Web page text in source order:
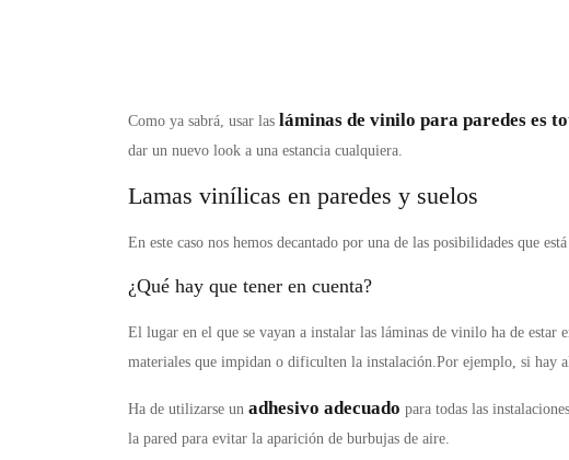
Como ya sabrá, usar las láminas de vinilo para paredes es
dar un nuevo look a una estancia cualquiera.
Lamas vinílicas en paredes y suelos
En este caso nos hemos decantado por una de las posibilidades que
¿Qué hay que tener en cuenta?
El lugar en el que se vayan a instalar las láminas de vinilo ha de estar
materiales que impidan o dificulten la instalación.Por ejemplo, si hay
Ha de utilizarse un adhesivo adecuado para todas las
la pared para evitar la aparición de burbujas de aire.